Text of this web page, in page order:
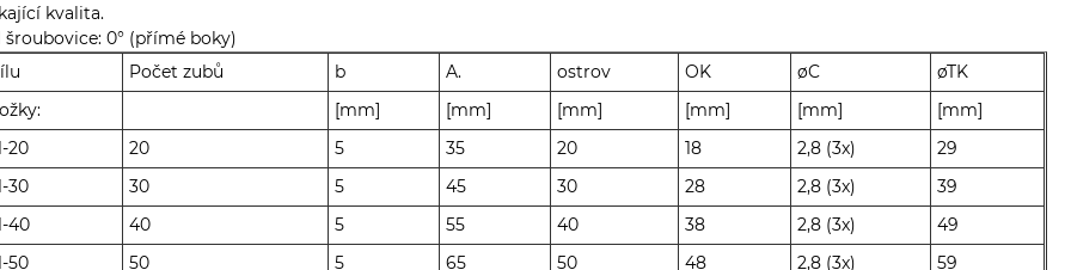
kvalita.
šroubovice: 0° (přímé boky)
Počet zubů b A. ostrov OK øC
øTK
[mm] [mm] [mm] [mm] [mm]
[mm]
20
20 5 35 20 18 2,8 (3x)
29
30
30 5 45 30 28 2,8 (3x)
39
40
40 5 55 40 38 2,8 (3x)
49
50
50 5 65 50 48 2,8 (3x)
59